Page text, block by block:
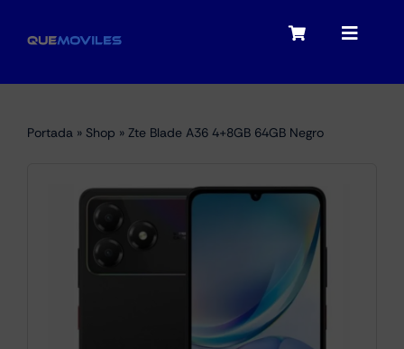
Toggle
My account
Checkout
Toggle
Portátiles
Portada » Shop » Zte Blade A36 4+8GB 64GB Negro